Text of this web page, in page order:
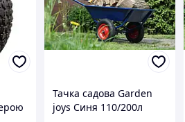
Тачка садова Garden
joys Синя 110/200л